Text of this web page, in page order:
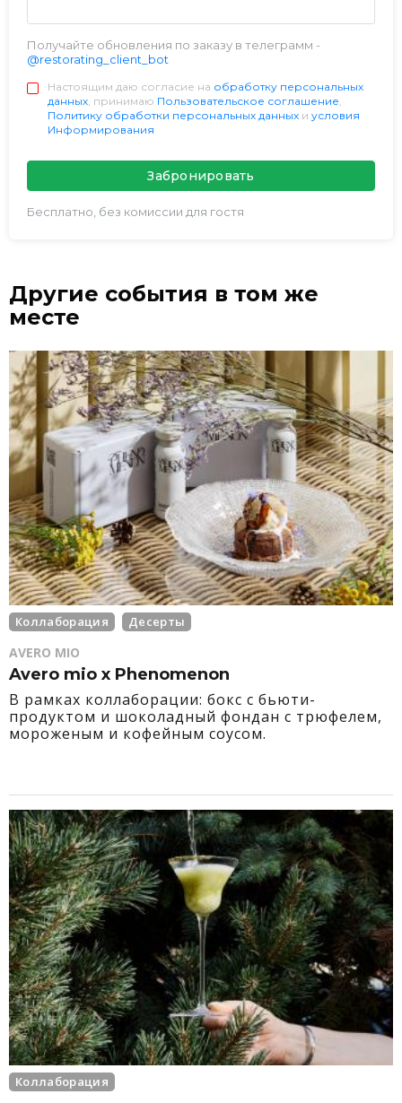
Получайте обновления по заказу в телеграмм -
@restorating_client_bot
Настоящим даю согласие на обработку персональных
данных , принимаю Пользовательское соглашение
Политику обработки персональных данных и условия
Информирования
Забронировать
Бесплатно, без комиссии для гостя
Другие события в том же
месте
Коллаборация Десерты
AVERO MIO
Avero mio x Phenomenon
В рамках коллаборации: бокс с бьюти-
продуктом и шоколадный фондан с трюфелем,
мороженым и кофейным соусом.
Коллаборация